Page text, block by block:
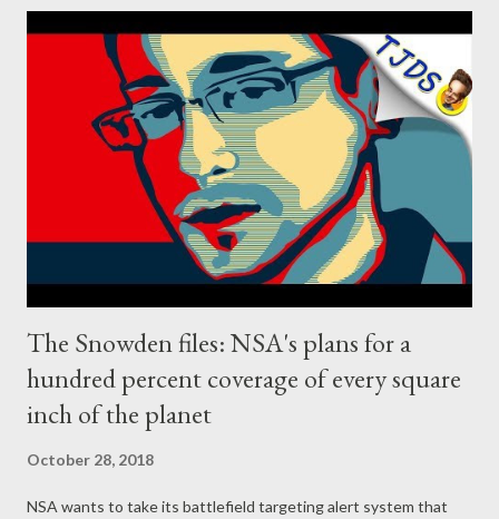
Brazil’s 1964-85 military regime and foreign autocrats including
Donald Trump, Peru’s Alberto Fujimori and Augusto Pinochet of
Chile would send the country into the dark ages. Polls released
Satuday gave Bolsonaro an 8-10% advantage over his leftist
opponent, Fernando Haddad, although the Workers’ party (PT)
candidate had been gaining ground in recent days. Election
results expected around 6:00 PM ...
The Snowden files: NSA's plans for a
hundred percent coverage of every square
inch of the planet
October 28, 2018
NSA wants to take its battlefield targeting alert system that